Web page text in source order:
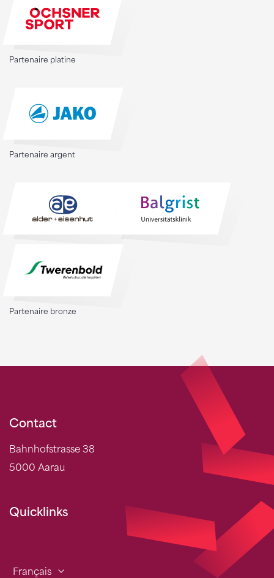
Partenaire platine
Partenaire argent
Partenaire bronze
Contact
Bahnhofstrasse 38
5000 Aarau
Quicklinks
Français